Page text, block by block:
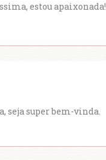
estou apaixonada!
seja super bem-vinda.